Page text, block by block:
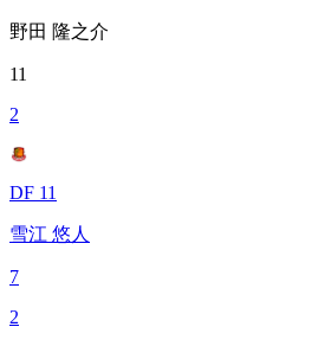
野田 隆之介
11
2
DF 11
雪江 悠人
7
2